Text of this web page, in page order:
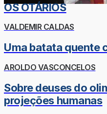
OS OTÁRIOS
VALDEMIR CALDAS
Uma batata quente
AROLDO VASCONCELOS
Sobre deuses do
projeções humanas